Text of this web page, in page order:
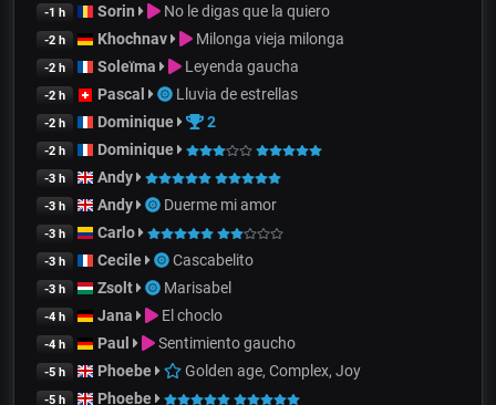
-1 h Sorin No le digas que la quiero
-2 h Khochnav Milonga vieja milonga
-2 h Soleïma Leyenda gaucha
-2 h Pascal Lluvia de estrellas
-2 h Dominique 2
-2 h Dominique
-3 h Andy
-3 h Andy Duerme mi amor
-3 h Carlo
-3 h Cecile Cascabelito
-3 h Zsolt Marisabel
-4 h Jana El choclo
-4 h Paul Sentimiento gaucho
-5 h Phoebe Golden age, Complex, Joy
-5 h Phoebe